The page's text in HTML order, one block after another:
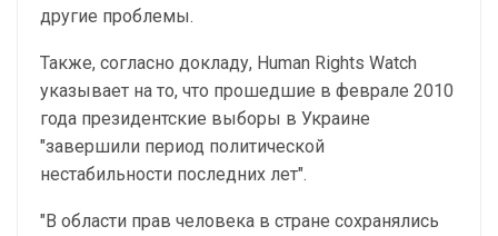
другие проблемы.
Также, согласно докладу, Human Rights Watch
указывает на то, что прошедшие в феврале 2010
года президентские выборы в Украине
"завершили период политической
нестабильности последних лет".
"В области прав человека в стране сохранялись